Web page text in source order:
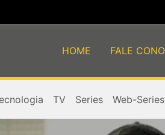
HOME FALE
TV Series Web-Series